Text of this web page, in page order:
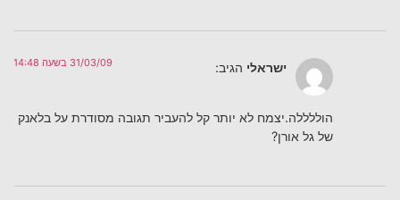
ישראלי הגיב: 31/03/09 בשעה 14:48
הוללללה.יצמח לא יותר קל להעביר תגובה מסודרת על בלאנק
של גל אורן?